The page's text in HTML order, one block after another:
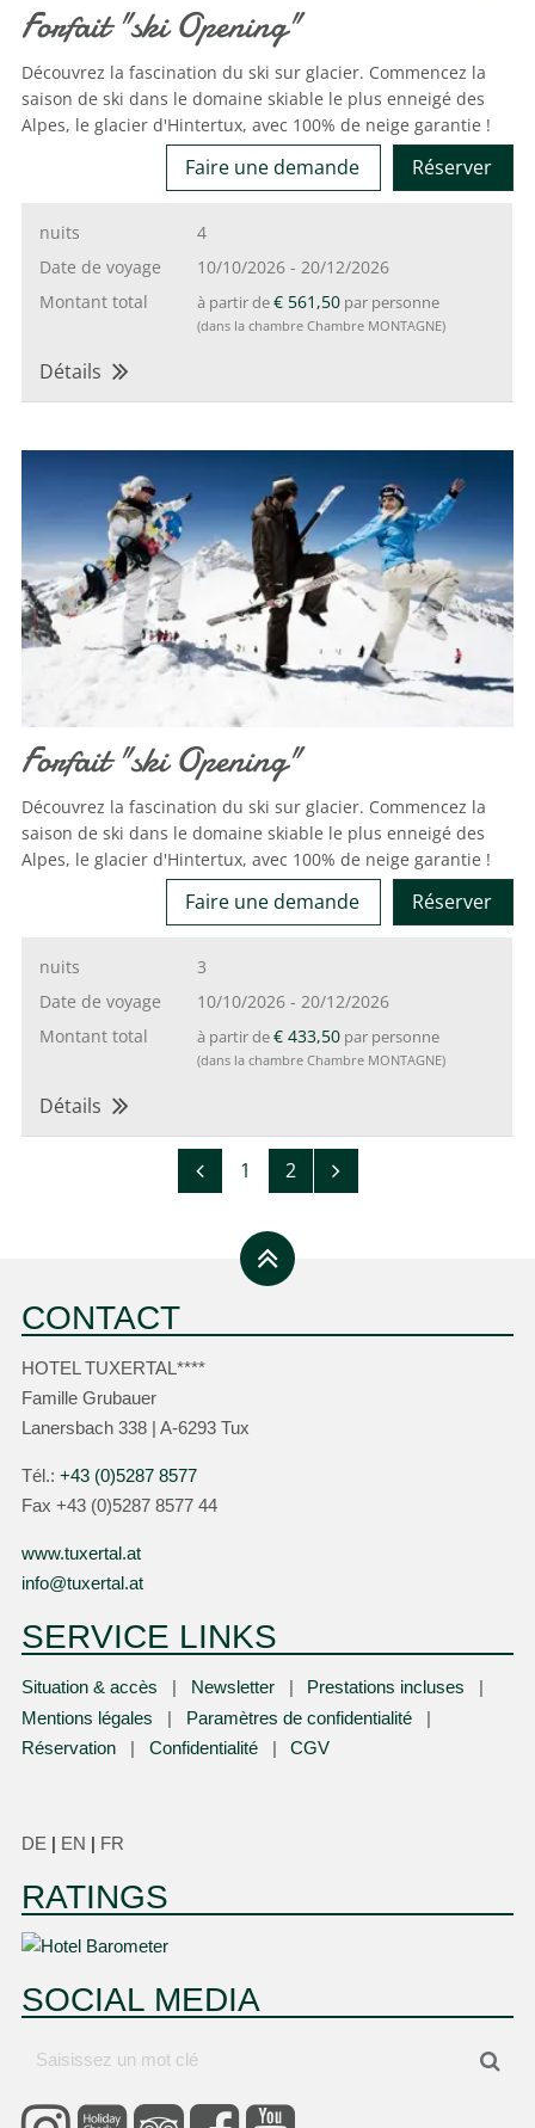
Forfait "ski Opening"
Découvrez la fascination du ski sur glacier. Commencez la
saison de ski dans le domaine skiable le plus enneigé des
Alpes, le glacier d'Hintertux, avec 100% de neige garantie !
Réserver
Faire une demande
nuits
4
Date de voyage
10/10/2026 -20/12/2026
Montant total
à partir de€ 561,50 par personne
(dans la chambre Chambre MONTAGNE)
Détails
Forfait "ski Opening"
Découvrez la fascination du ski sur glacier. Commencez la
saison de ski dans le domaine skiable le plus enneigé des
Alpes, le glacier d'Hintertux, avec 100% de neige garantie !
Réserver
Faire une demande
nuits
3
Date de voyage
10/10/2026 - 20/12/2026
Montant total
à partir de€ 433,50 par personne
(dans la chambre Chambre MONTAGNE)
Détails
1 2
CONTACT
HOTEL TUXERTAL****
Famille Grubauer
Lanersbach 338 | A-6293 Tux
Tél.:+43 (0)5287 8577
Fax +43 (0)5287 8577 44
www.tuxertal.at
info@tuxertal.at
SERVICE LINKS
Situation & accès Newsletter
Prestations incluses
Mentions légales
Paramètres de confidentialité
Réservation
Confidentialité CGV
DE EN FR
RATINGS
SOCIAL MEDIA
Saisissez
mot